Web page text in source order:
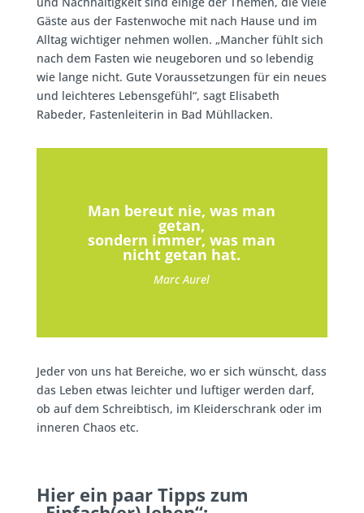
Gäste aus der Fastenwoche mit nach Hause und im
Alltag wichtiger nehmen wollen. „Mancher fühlt sich
nach dem Fasten wie neugeboren und so lebendig
wie lange nicht. Gute Voraussetzungen für ein neues
und leichteres Lebensgefühl“, sagt Elisabeth
Rabeder, Fastenleiterin in Bad Mühllacken.
Man bereut nie, was man
getan,
sondern immer, was man
nicht getan hat.
Marc Aurel
Jeder von uns hat Bereiche, wo er sich wünscht, dass
das Leben etwas leichter und luftiger werden darf,
ob auf dem Schreibtisch, im Kleiderschrank oder im
inneren Chaos etc.
Hier ein paar Tipps zum